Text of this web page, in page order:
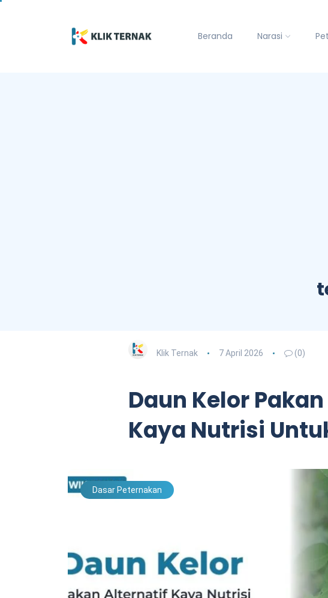
Beranda Narasi
Klik Ternak 7 April 2026 (0)
Daun Kelor
Kaya Nutrisi
Dasar Peternakan